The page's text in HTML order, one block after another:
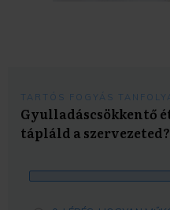
TARTÓS FOGYÁS
Gyulladáscsökkentő
tápláld a szervezeted?